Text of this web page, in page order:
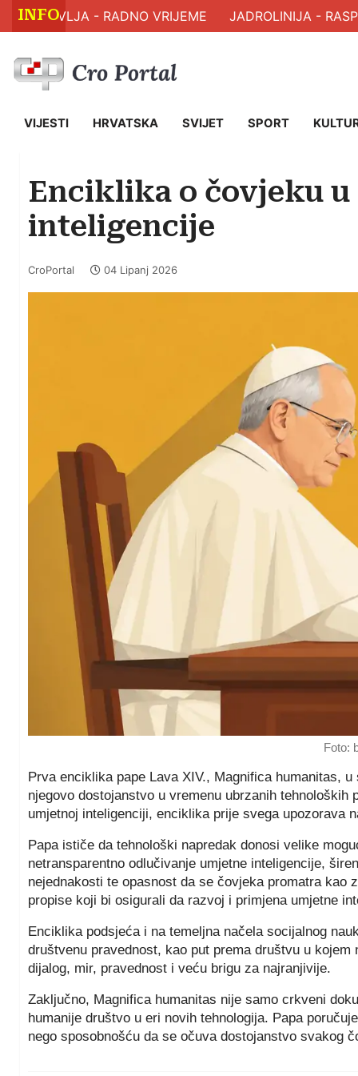
INFO
ZDRAVLJA - RADNO VRIJEME JADROLINIJA -
VIJESTI HRVATSKA SVIJET SPORT
Enciklika o čovjeku
inteligencije
CroPortal 04 Lipanj 2026
Foto:
Prva enciklika pape Lava XIV., Magnifica humanitas,
njegovo dostojanstvo u vremenu ubrzanih
umjetnoj inteligenciji, enciklika prije svega upozorava
Papa ističe da tehnološki napredak donosi velike
netransparentno odlučivanje umjetne inteligencije,
nejednakosti te opasnost da se čovjeka promatra kao
propise koji bi osigurali da razvoj i primjena umjetne
Enciklika podsjeća i na temeljna načela socijalnog
društvenu pravednost, kao put prema društvu u
dijalog, mir, pravednost i veću brigu za najranjivije.
Zaključno, Magnifica humanitas nije samo crkveni
humanije društvo u eri novih tehnologija. Papa
nego sposobnošću da se očuva dostojanstvo svakog